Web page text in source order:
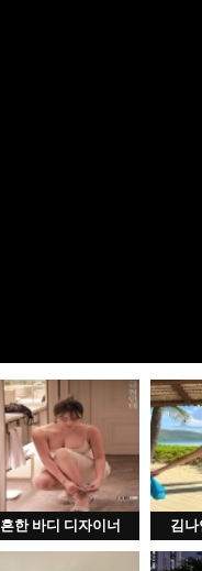
흔한 바디 디자이너 김나